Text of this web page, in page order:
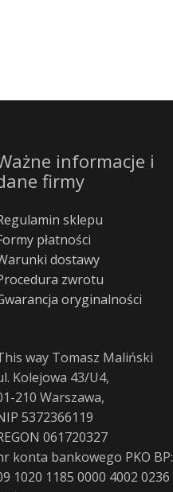
informacje i
firmy
sklepu
płatności
dostawy
zwrotu
oryginalności
way Tomasz Maliński
Kolejowa 43/U4,
210 Warszawa,
5372366119
061720327
konta bankowego PKO BP:
1020 1185 0000 4002 0236